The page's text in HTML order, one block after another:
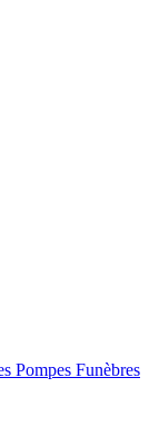
Pompes Funèbres